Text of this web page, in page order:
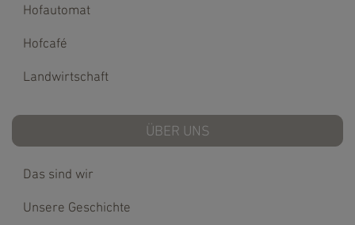
Hofautomat
Hofcafé
Landwirtschaft
ÜBER UNS
Das sind wir
Unsere Geschichte